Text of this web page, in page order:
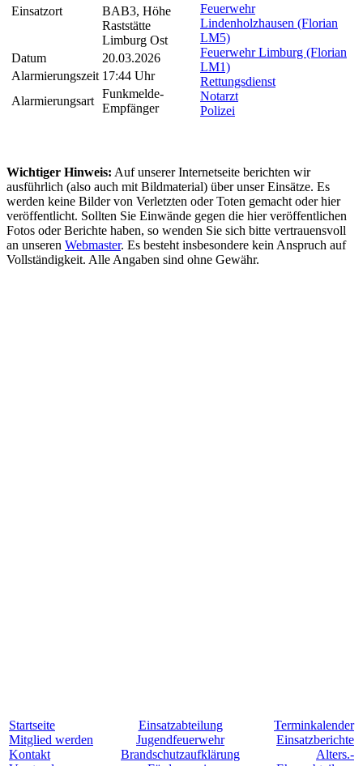
Einsatzort
BAB3, Höhe
Raststätte
Limburg Ost
Datum
20.03.2026
Alarmierungszeit 17:44 Uhr
Alarmierungsart
Funkmelde-
Empfänger
Feuerwehr
Lindenholzhausen (Florian
LM5)
Feuerwehr Limburg (Florian
LM1)
Rettungsdienst
Notarzt
Polizei
Wichtiger Hinweis: Auf unserer Internetseite berichten wir
ausführlich (also auch mit Bildmaterial) über unser Einsätze. Es
werden keine Bilder von Verletzten oder Toten gemacht oder hier
veröffentlicht. Sollten Sie Einwände gegen die hier veröffentlichen
Fotos oder Berichte haben, so wenden Sie sich bitte vertrauensvoll
an unseren Webmaster. Es besteht insbesondere kein Anspruch auf
Vollständigkeit. Alle Angaben sind ohne Gewähr.
Startseite
Mitglied werden
Kontakt
Einsatzabteilung
Jugendfeuerwehr
Brandschutzaufklärung
Terminkalender
Einsatzberichte
Alters.-